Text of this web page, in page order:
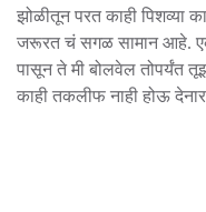
झोळीतून परत काही पिशव्या
जरूरत चं सगळ सामान आहे.
पासून ते मी बोलवेल तोपर्यंत
काही तकलीफ नाही होऊ